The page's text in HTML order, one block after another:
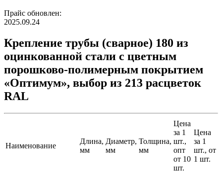
Прайс обновлен:
2025.09.24
Крепление трубы (сварное) 180 из
оцинкованной стали с цветным
порошково-полимерным покрытием
«Оптимум», выбор из 213 расцветок
RAL
Наименование
Длина,
мм
Диаметр,
мм
Толщина,
мм
Цена
за 1
шт.,
опт
от 10
шт.
Цена
за 1
шт., от
1 шт.